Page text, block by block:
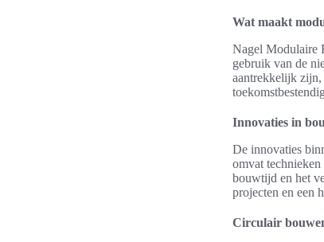
Wat maakt
Nagel Modulaire
gebruik van de
aantrekkelijk zijn,
Innovaties in
De innovaties
omvat
bouwtijd en het
projecten en een
Circulair